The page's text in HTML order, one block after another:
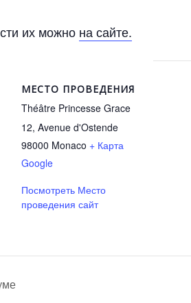
их можно на сайте.
МЕСТО ПРОВЕДЕНИЯ
Théâtre Princesse Grace
12, Avenue d'Ostende
98000 Monaco + Карта
Google
Посмотреть Место
проведения сайт